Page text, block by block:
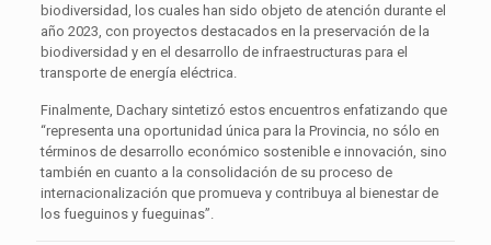
biodiversidad, los cuales han sido objeto de atención durante el
año 2023, con proyectos destacados en la preservación de la
biodiversidad y en el desarrollo de infraestructuras para el
transporte de energía eléctrica.
Finalmente, Dachary sintetizó estos encuentros enfatizando que
“representa una oportunidad única para la Provincia, no sólo en
términos de desarrollo económico sostenible e innovación, sino
también en cuanto a la consolidación de su proceso de
internacionalización que promueva y contribuya al bienestar de
los fueguinos y fueguinas”.